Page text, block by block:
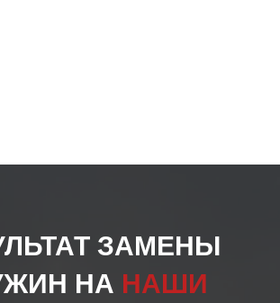
ЗАМЕНЫ
НА НАШИ